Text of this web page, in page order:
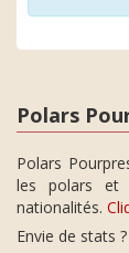
Polars
Polars
les polars et
nationalités.
Envie de stats ?